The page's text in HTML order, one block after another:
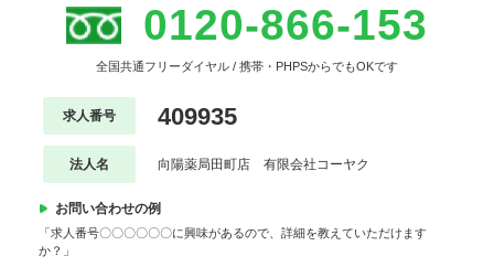
0120-866-153
全国共通フリーダイヤル / 携帯・PHPSからでもOKです
求人番号 409935
法人名 向陽薬局田町店 有限会社コーヤク
お問い合わせの例
「求人番号〇〇〇〇〇〇に興味があるので、詳細を教えていただけます
か？」